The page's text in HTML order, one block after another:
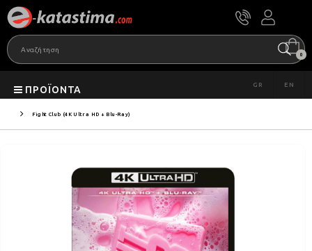
0
ΠΡΟΪΌΝΤΑ GR EN
Fight Club (4K Ultra HD + Blu-Ray)